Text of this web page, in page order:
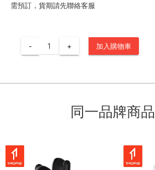
需預訂，貨期請先聯絡客服
- + 加入購物車
同一品牌商品